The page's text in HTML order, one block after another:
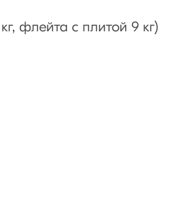
флейта с плитой 9 кг)